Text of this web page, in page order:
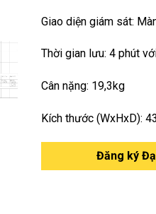
Giao diện giám sát:
Thời gian lưu: 4 phút
Cân nặng: 19,3kg
Kích thước (WxHxD):
Đăng ký